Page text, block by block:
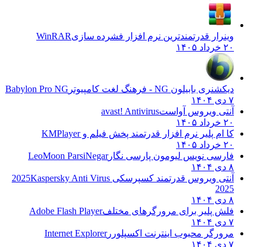
وینرار قدرتمندترین نرم افزار فشرده سازیWinRAR
۲۰ خرداد ۱۴۰۵
دیکشنری بابیلون NG - فرهنگ لغت کامپیوتر
Babylon Pro NG
۷ دی ۱۴۰۴
آنتی ویروس آواستavast! Antivirus
۲۰ خرداد ۱۴۰۵
کا ام پلیر نرم افزار قدرتمند پخش فیلم وKMPlayer
۲۰ خرداد ۱۴۰۵
فارسی نویس لیومون پارسی نگارLeoMoon ParsiNegar
۸ دی ۱۴۰۴
آنتی ویروس قدرتمند کسپرسکی 2025 Kaspersky Anti Virus
2025
۸ دی ۱۴۰۴
فلش پلیر برای مرورگرهای مختلفAdobe Flash Player
۷ دی ۱۴۰۴
مرورگر محبوب اینترنت اکسپلوررInternet Explorer
۷ دی ۱۴۰۴